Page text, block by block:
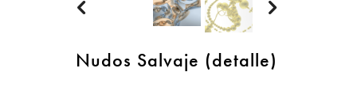
 
Nudos Salvaje (detalle)